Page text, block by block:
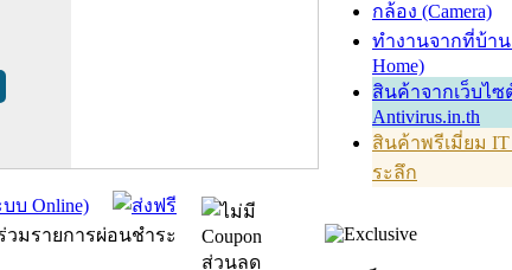
กล้อง (Camera)
ทำงานจากที่บ้าน
Home)
สินค้าจากเว็บไซ
Antivirus.in.th
สินค้าพรีเมี่ยม
ระลึก